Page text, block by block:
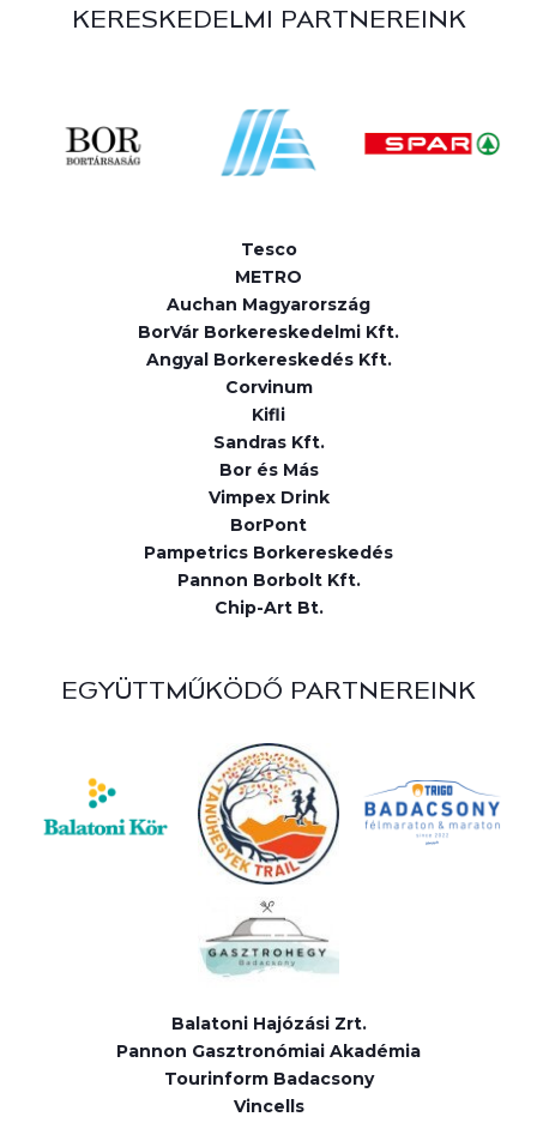
KERESKEDELMI PARTNEREINK
Tesco
METRO
Auchan Magyarország
BorVár Borkereskedelmi Kft.
Angyal Borkereskedés Kft.
Corvinum
Kifli
Sandras Kft.
Bor és Más
Vimpex Drink
BorPont
Pampetrics Borkereskedés
Pannon Borbolt Kft.
Chip-Art Bt.
EGYÜTTMŰKÖDŐ PARTNEREINK
Balatoni Hajózási Zrt.
Pannon Gasztronómiai Akadémia
Tourinform Badacsony
Vincells